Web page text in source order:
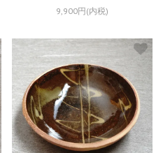
9,900円(内税)